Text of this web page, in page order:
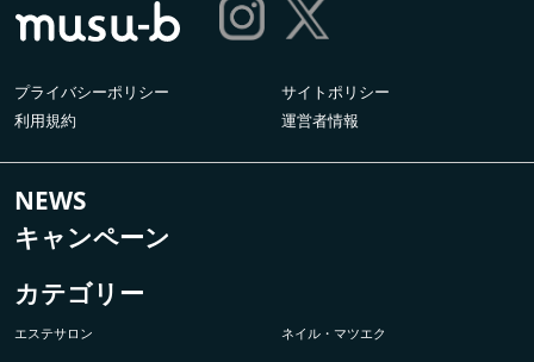
プライバシーポリシー
サイトポリシー
利用規約
運営者情報
NEWS
キャンペーン
カテゴリー
エステサロン ネイル・マツエク